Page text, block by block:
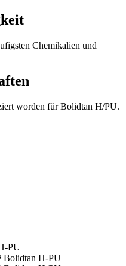
Chemikalien und
worden für Bolidtan H/PU.